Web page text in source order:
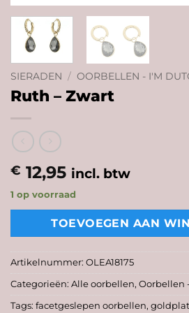
SIERADEN / OORBELLEN - I'M
Ruth – Zwart
€ 12,95 incl. btw
1 op voorraad
TOEVOEGEN AAN
Artikelnummer: OLEA18175
Categorieën: Alle oorbellen, Oorbellen
Tags: facetgeslepen oorbellen,